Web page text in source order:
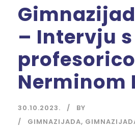
– Intervju s
Nerminom
30.10.2023.
BY
GIMNAZIJADA,